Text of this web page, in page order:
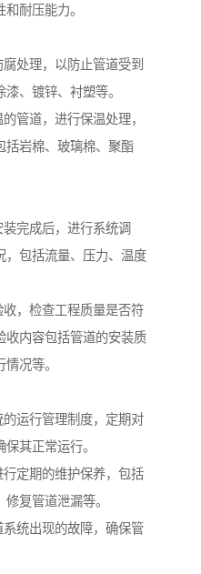
耐压能力。
处理，以防止管道受到
、镀锌、衬塑等。
管道，进行保温处理，
括岩棉、玻璃棉、聚酯
完成后，进行系统调
，包括流量、压力、温度
，检查工程质量是否符
收内容包括管道的安装质
况等。
运行管理制度，定期对
其正常运行。
定期的维护保养，包括
复管道泄漏等。
统出现的故障，确保管